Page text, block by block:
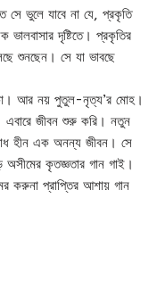
সে ভুলে যাবে না যে, প্রকৃতি
দৃষ্টিতে। প্রকৃতির
শুনছেন। সে যা ভাবছে
আর নয় পুতুল-নৃত্য’র মোহ।
এবারে জীবন শুরু করি। নতুন
হীন এক অনন্য জীবন। সে
অসীমের কৃতজ্ঞতার গান গাই।
করুনা প্রাপ্তির আশায় গান